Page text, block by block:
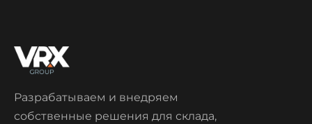
Разрабатываем и внедряем
собственные решения для склада,